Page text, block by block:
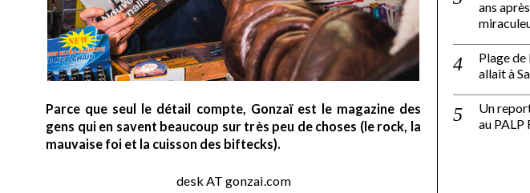
Parce que seul le détail compte, Gonzaï est le magazine des
gens qui en savent beaucoup sur très peu de choses (le rock, la
mauvaise foi et la cuisson des biftecks).
desk AT gonzai.com
ans
Plage de
allait à
Un
au PALP